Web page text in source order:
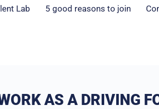
Lab 5 good reasons to join
AS A DRIVING